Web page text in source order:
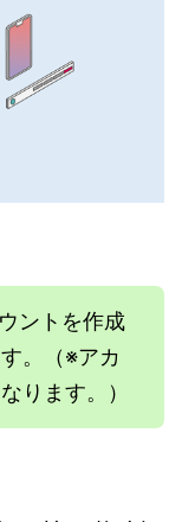
ントを作成
。（※アカ
ります。）